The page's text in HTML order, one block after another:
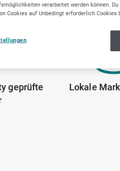
geprüfte
Lokale
verarbeitet werden können.
Cookies auf Unbedingt erforderlich Cookies